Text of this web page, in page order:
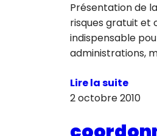
Présentation de
risques gratuit et
indispensable
administrations,
Lire la suite
2 octobre 2010